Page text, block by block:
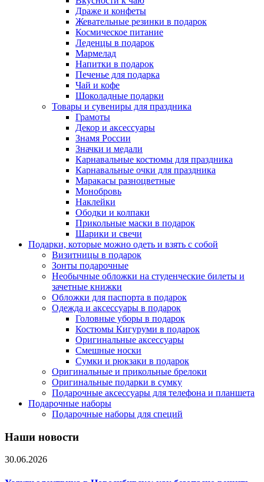
Драже и конфеты
Жевательные резинки в подарок
Космическое питание
Леденцы в подарок
Мармелад
Напитки в подарок
Печенье для подарка
Чай и кофе
Шоколадные подарки
Товары и сувениры для праздника
Грамоты
Декор и аксессуары
Знамя России
Значки и медали
Карнавальные костюмы для праздника
Карнавальные очки для праздника
Маракасы разноцветные
Монобровь
Наклейки
Ободки и колпаки
Прикольные маски в подарок
Шарики и свечи
Подарки, которые можно одеть и взять с собой
Визитницы в подарок
Зонты подарочные
Необычные обложки на студенческие билеты и
зачетные книжки
Обложки для паспорта в подарок
Одежда и аксессуары в подарок
Головные уборы в подарок
Костюмы Кигуруми в подарок
Оригинальные аксессуары
Смешные носки
Сумки и рюкзаки в подарок
Оригинальные и прикольные брелоки
Оригинальные подарки в сумку
Подарочные аксессуары для телефона и планшета
Подарочные наборы
Подарочные наборы для специй
Наши новости
30.06.2026